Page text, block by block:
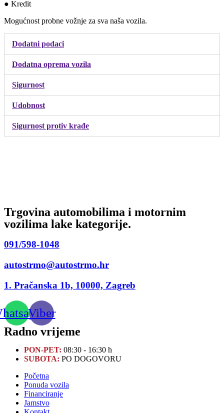
● Kredit
Mogućnost probne vožnje za sva naša vozila.
Dodatni podaci
Dodatna oprema vozila
Sigurnost
Udobnost
Sigurnost protiv krađe
Trgovina automobilima i motornim
vozilima lake kategorije.
091/598-1048
autostrmo@autostrmo.hr
1. Pračanska 1b, 10000, Zagreb
Viber
Radno vrijeme
PON-PET: 08:30 - 16:30 h
SUBOTA: PO DOGOVORU
Početna
Ponuda vozila
Financiranje
Jamstvo